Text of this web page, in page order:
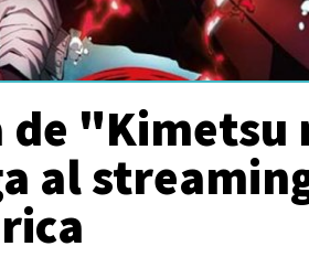
de "Kimetsu
al